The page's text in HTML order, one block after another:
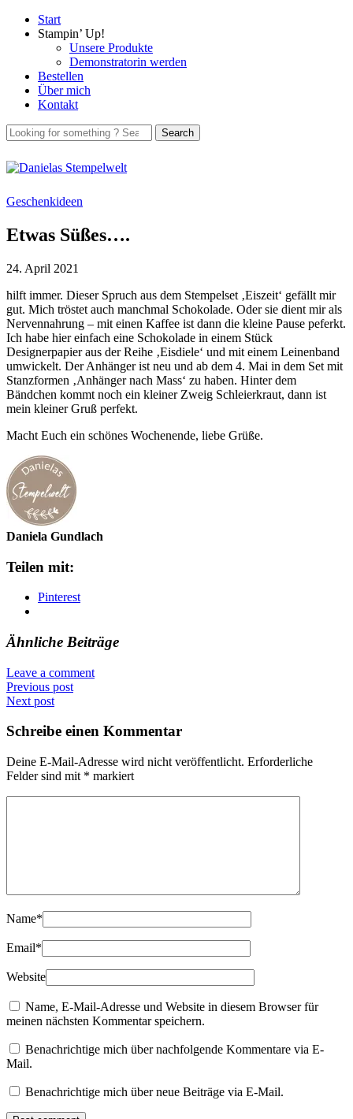
Start
Stampin’ Up!
Unsere Produkte
Demonstratorin werden
Bestellen
Über mich
Kontakt
Geschenkideen
Etwas Süßes….
24. April 2021
hilft immer. Dieser Spruch aus dem Stempelset ‚Eiszeit‘ gefällt mir
gut. Mich tröstet auch manchmal Schokolade. Oder sie dient mir als
Nervennahrung – mit einen Kaffee ist dann die kleine Pause peferkt.
Ich habe hier einfach eine Schokolade in einem Stück
Designerpapier aus der Reihe ‚Eisdiele‘ und mit einem Leinenband
umwickelt. Der Anhänger ist neu und ab dem 4. Mai in dem Set mit
Stanzformen ‚Anhänger nach Mass‘ zu haben. Hinter dem
Bändchen kommt noch ein kleiner Zweig Schleierkraut, dann ist
mein kleiner Gruß perfekt.
Macht Euch ein schönes Wochenende, liebe Grüße.
Daniela Gundlach
Teilen mit:
Pinterest
Ähnliche Beiträge
Leave a comment
Previous post
Next post
Schreibe einen Kommentar
Deine E-Mail-Adresse wird nicht veröffentlicht. Erforderliche
Felder sind mit * markiert
Name*
Email*
Website
Name, E-Mail-Adresse und Website in diesem Browser für
meinen nächsten Kommentar speichern.
Benachrichtige mich über nachfolgende Kommentare via E-
Mail.
Benachrichtige mich über neue Beiträge via E-Mail.